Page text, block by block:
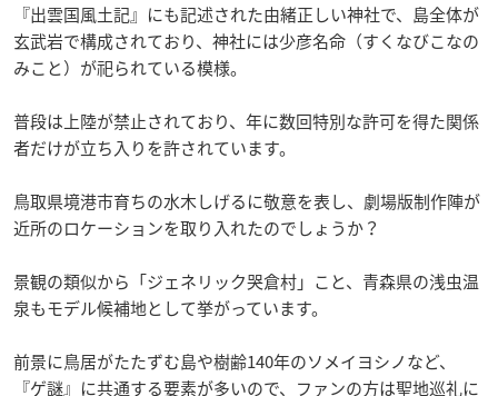
『出雲国風土記』にも記述された由緒正しい神社で、島全体が
玄武岩で構成されており、神社には少彦名命（すくなびこなの
みこと）が祀られている模様。
普段は上陸が禁止されており、年に数回特別な許可を得た関係
者だけが立ち入りを許されています。
鳥取県境港市育ちの水木しげるに敬意を表し、劇場版制作陣が
近所のロケーションを取り入れたのでしょうか？
景観の類似から「ジェネリック哭倉村」こと、青森県の浅虫温
泉もモデル候補地として挙がっています。
前景に鳥居がたたずむ島や樹齢140年のソメイヨシノなど、
『ゲ謎』に共通する要素が多いので、ファンの方は聖地巡礼に